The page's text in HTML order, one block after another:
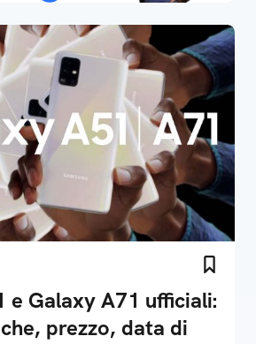
e Galaxy A71 ufficiali:
prezzo, data di